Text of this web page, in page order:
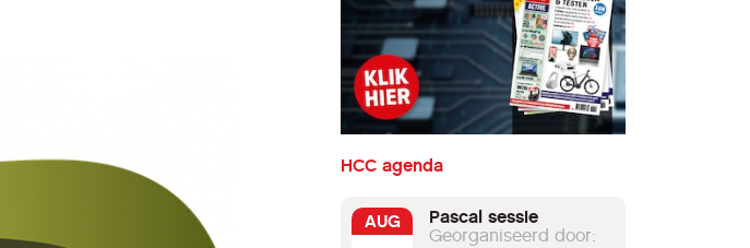
HCC agenda
AUG
Pascal sessie
Georganiseerd door: